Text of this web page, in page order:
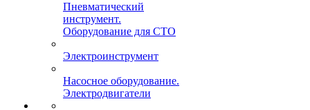
Пневматический
инструмент.
Оборудование для СТО
Электроинструмент
Насосное оборудование.
Электродвигатели